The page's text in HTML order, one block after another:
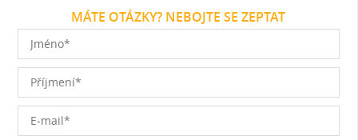
MÁTE OTÁZKY? NEBOJTE SE ZEPTAT